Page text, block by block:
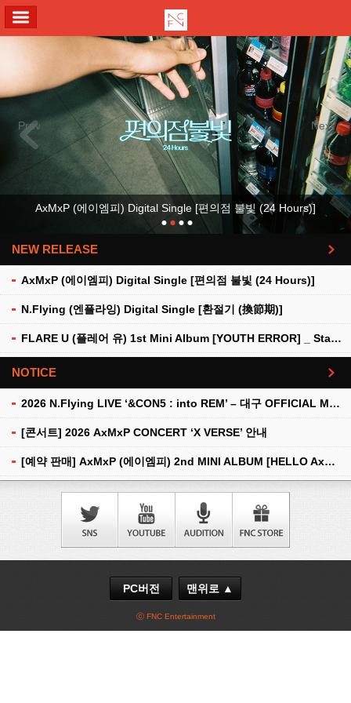
Previous Next
AxMxP (에이엠피) Digital Single [편의점 불빛 (24 Hours)]
NEW RELEASE
AxMxP (에이엠피) Digital Single [편의점 불빛 (24 Hours)]
N.Flying (엔플라잉) Digital Single [환절기 (換節期)]
FLARE U (플레어 유) 1st Mini Album [YOUTH ERROR] _ Stationery Kit Ver.
더보기
NOTICE
2026 N.Flying LIVE ‘&CON5 : into REM’ – 대구 OFFICIAL MD 현장 판매 안내
[콘서트] 2026 AxMxP CONCERT ‘X VERSE’ 안내
[예약 판매] AxMxP (에이엠피) 2nd MINI ALBUM [HELLO AxMxP] 예약 판매 안내
더보기
PC버전 맨위로 ▲
ⓒ FNC Entertainment